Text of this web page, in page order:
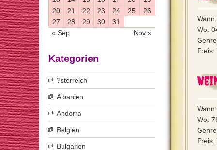
Wo:
Preis:
Wo:
Preis:
« Sep Nov »
20
21 22 23 24 25
26
27
28 29 30 31
Kategorien
?sterreich
Albanien
Andorra
Belgien
Bulgarien